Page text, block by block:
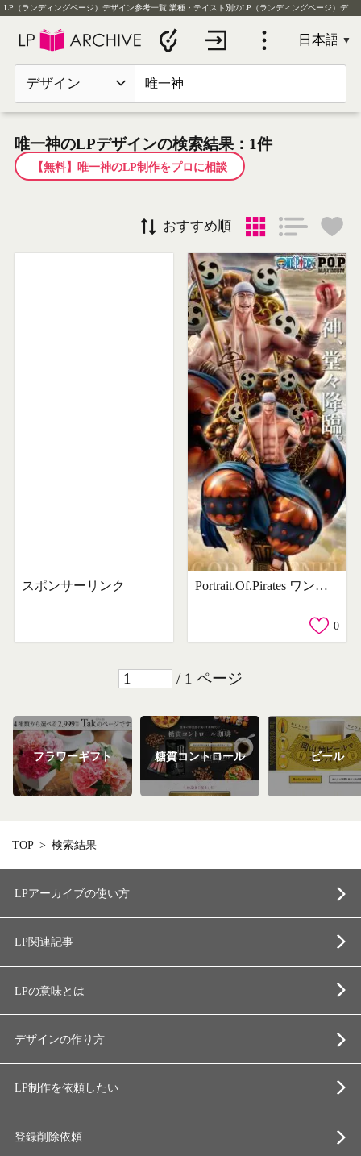
LP（ランディングページ）デザイン参考一覧 業種・テイスト別のLP（ランディングページ）デザイン実例を毎日更新
デザイン
唯一神のLPデザインの検索結果：1件
【無料】唯一神のLP制作をプロに相談
おすすめ順
スポンサーリンク Portrait.Of.Pirates ワンピース “NEO-MAXIMUM” “スカイピア唯一神” 神・エネル
0
/ 1 ページ
フラワーギフト 糖質コントロール ビール
TOP 検索結果
LPアーカイブの使い方
LP関連記事
LPの意味とは
デザインの作り方
LP制作を依頼したい
登録削除依頼